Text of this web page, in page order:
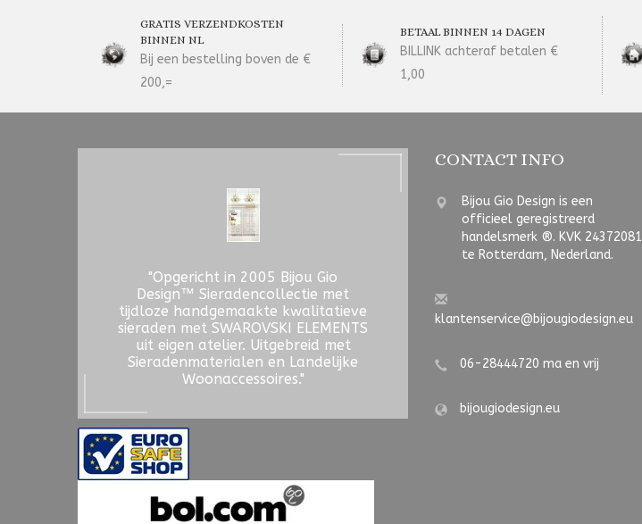
GRATIS VERZENDKOSTEN
BINNEN NL
Bij een bestelling boven de €
200,=
BETAAL BINNEN 14 DAGEN
BILLINK achteraf betalen €
1,00
"Opgericht in 2005 Bijou Gio
Design™ Sieradencollectie met
tijdloze handgemaakte kwalitatieve
sieraden met SWAROVSKI ELEMENTS
uit eigen atelier. Uitgebreid met
Sieradenmaterialen en Landelijke
Woonaccessoires."
CONTACT INFO
Bijou Gio Design is een
officieel geregistreerd
handelsmerk ®. KVK 24372081
te Rotterdam, Nederland.
klantenservice@bijougiodesign.eu
06-28444720 ma en vrij
bijougiodesign.eu